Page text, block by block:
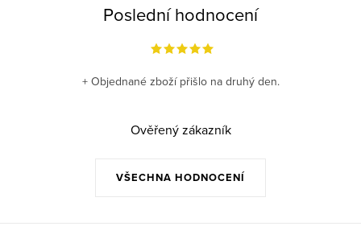
Poslední hodnocení
VŠECHNA HODNOCENÍ
+ Objednané zboží přišlo na druhý den.
Ověřený zákazník